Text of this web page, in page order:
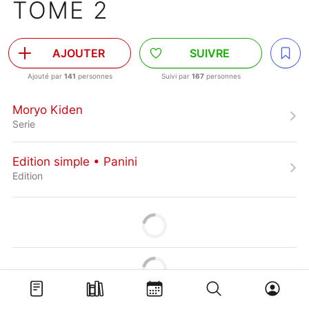
TOME 2
AJOUTER
Ajouté par 141 personnes
SUIVRE
Suivi par 167personnes
Moryo Kiden
Serie
Edition simple • Panini
Edition